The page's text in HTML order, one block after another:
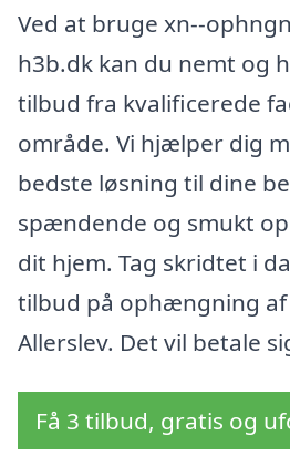
Ved at bruge xn--
h3b.dk kan du nemt og
tilbud fra kvalificerede
område. Vi hjælper dig
bedste løsning til dine
spændende og smukt
dit hjem. Tag skridtet i
tilbud på ophængning af
Allerslev. Det vil betale
Få 3 tilbud, gratis og